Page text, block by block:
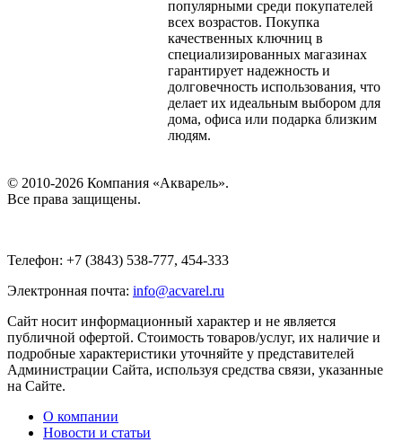
популярными среди покупателей
всех возрастов. Покупка
качественных ключниц в
специализированных магазинах
гарантирует надежность и
долговечность использования, что
делает их идеальным выбором для
дома, офиса или подарка близким
людям.
© 2010-2026 Компания «Акварель».
Все права защищены.
Телефон: +7 (3843) 538-777, 454-333
Электронная почта: info@acvarel.ru
Сайт носит информационный характер и не является
публичной офертой. Стоимость товаров/услуг, их наличие и
подробные характеристики уточняйте у представителей
Администрации Сайта, используя средства связи, указанные
на Сайте.
О компании
Новости и статьи